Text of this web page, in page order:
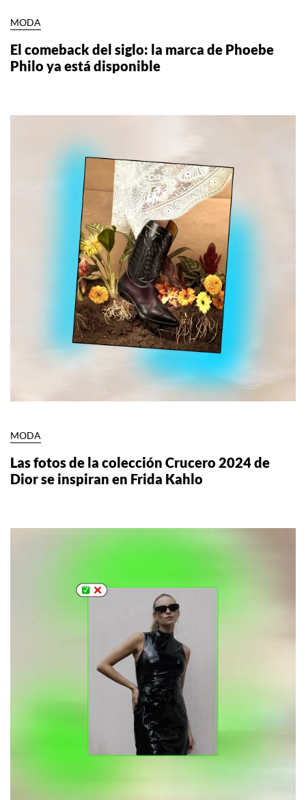
MODA
El comeback del siglo: la marca de Phoebe
Philo ya está disponible
MODA
Las fotos de la colección Crucero 2024 de
Dior se inspiran en Frida Kahlo